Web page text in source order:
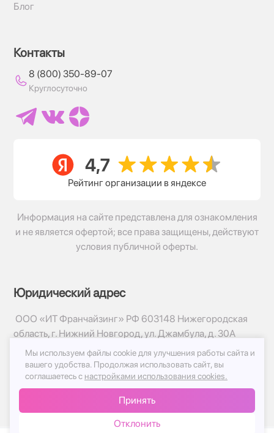
Блог
Контакты
8 (800) 350-89-07
Круглосуточно
Рейтинг организации в яндексе
Информация на сайте представлена для ознакомления
и не является офертой; все права защищены, действуют
условия публичной оферты.
Юридический адрес
ООО «ИТ Франчайзинг» РФ 603148 Нижегородская
область, г. Нижний Новгород, ул. Джамбула, д. 30А
© 2017-2026г, База Цветов 24.ру
Политика конфиденциальности
Публичная оферта
Мы используем файлы cookie для улучшения работы сайта и
вашего удобства. Продолжая использовать сайт, вы
соглашаетесь с настройками использования cookies.
Принять
Отклонить